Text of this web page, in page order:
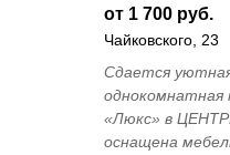
от 1 700 руб.
Чайковского, 23
Сдается
однокомнатная
«Люкс» в
оснащена